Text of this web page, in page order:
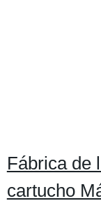
Fábrica de
cartucho